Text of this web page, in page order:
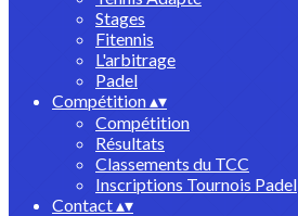
Stages
Fitennis
L'arbitrage
Padel
Compétition▴▾
Compétition
Résultats
Classements du TCC
Inscriptions Tournois Padel
Contact▴▾